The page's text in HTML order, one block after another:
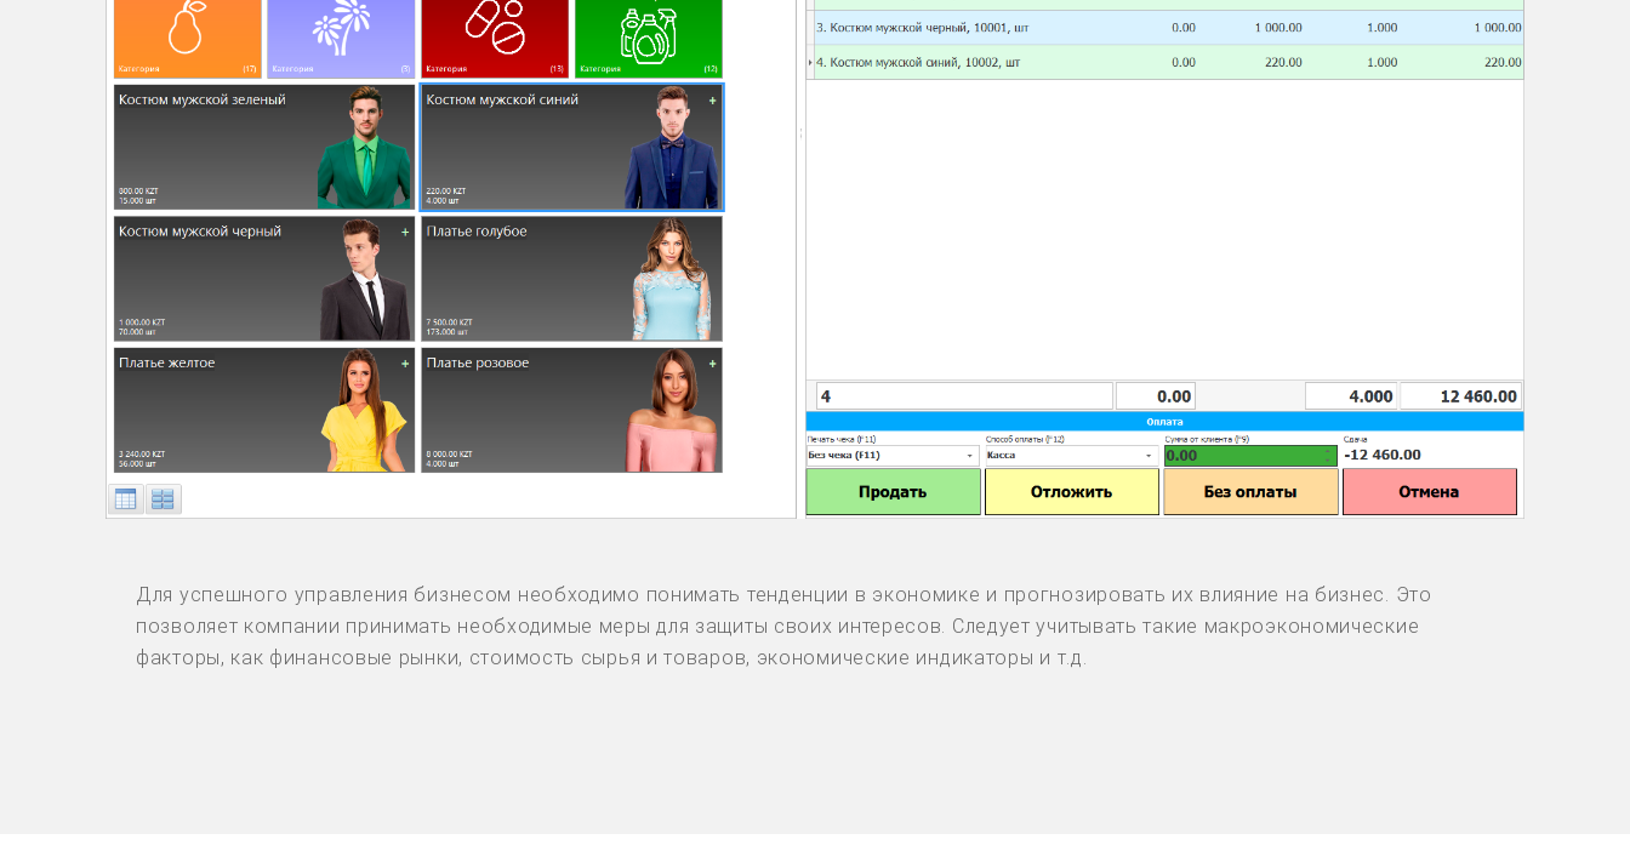
Для успешного управления бизнесом необходимо понимать тенденции в экономике и прогнозировать их влияние на бизнес. Это
позволяет компании принимать необходимые меры для защиты своих интересов. Следует учитывать такие макроэкономические
факторы, как финансовые рынки, стоимость сырья и товаров, экономические индикаторы и т.д.